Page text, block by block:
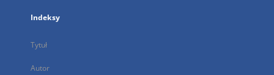
Indeksy
Tytuł
Autor